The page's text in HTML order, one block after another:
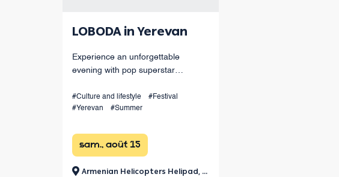
LOBODA in Yerevan
Experience an unforgettable
evening with pop superstar
hits, spectacular choreography, live
sound, and dazzling light effects
Armenia
#Culture and lifestyle
#Festival
#Yerevan
#Summer
sam., août 15
Armenian Helicopters Helipad, Jrvezh Park